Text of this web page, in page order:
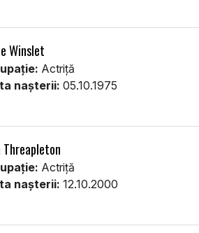
Winslet
Actriță
nașterii: 05.10.1975
Threapleton
Actriță
nașterii: 12.10.2000